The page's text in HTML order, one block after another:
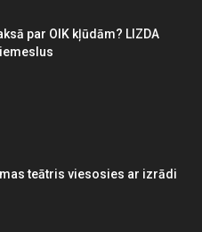
par OIK kļūdām? LIZDA
teātris viesosies ar izrādi